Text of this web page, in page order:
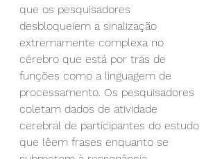
que os pesquisadores
desbloqueiem a sinalização
extremamente complexa no
cérebro que está por trás de
funções como a linguagem de
processamento. Os pesquisadores
coletam dados de atividade
cerebral de participantes do estudo
que lêem frases enquanto se